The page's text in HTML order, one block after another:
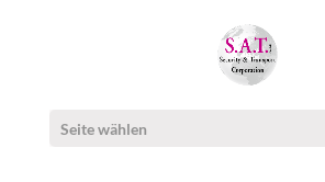
Seite wählen